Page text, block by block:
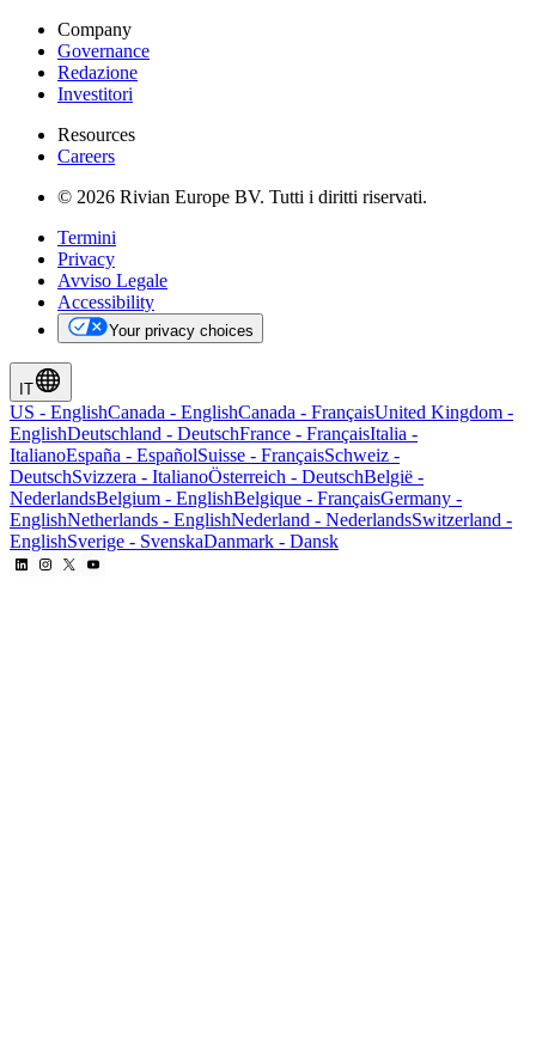
Company
Governance
Redazione
Investitori
Resources
Careers
© 2026 Rivian Europe BV. Tutti i diritti riservati.
Termini
Privacy
Avviso Legale
Accessibility
Your privacy choices
IT
US - EnglishCanada - EnglishCanada - FrançaisUnited Kingdom -
EnglishDeutschland - DeutschFrance - FrançaisItalia -
ItalianoEspaña - EspañolSuisse - FrançaisSchweiz -
DeutschSvizzera - ItalianoÖsterreich - DeutschBelgië -
NederlandsBelgium - EnglishBelgique - FrançaisGermany -
EnglishNetherlands - EnglishNederland - NederlandsSwitzerland -
EnglishSverige - SvenskaDanmark - Dansk